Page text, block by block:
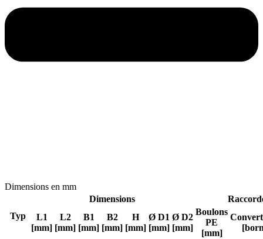
Dimensions en mm
Typ
Dimensions
L1
[mm]
L2
[mm]
B1
[mm]
B2
[mm]
H
[mm]
Ø D1
[mm]
Ø D2
[mm]
Boulons
PE
[mm]